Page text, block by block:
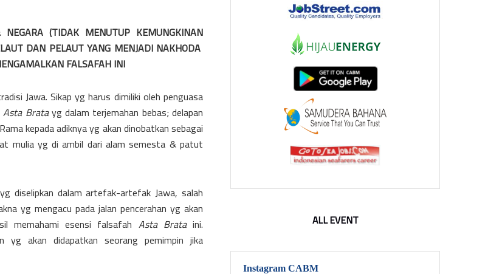
(TIDAK MENUTUP KEMUNGKINAN
DAN PELAUT YANG MENJADI NAKHODA
FALSAFAH INI
Jawa. Sikap yg harus dimiliki oleh penguasa
Asta Bratayg dalam terjemahan bebas; delapan
kepada adiknya yg akan dinobatkan sebagai
mulia yg di ambil dari alam semesta & patut
diselipkan dalam artefak-artefak Jawa, salah
yg mengacu pada jalan pencerahan yg akan
memahami esensi falsafah Asta Brataini.
yg akan didapatkan seorang pemimpin jika
ALL EVENT
Instagram CABM